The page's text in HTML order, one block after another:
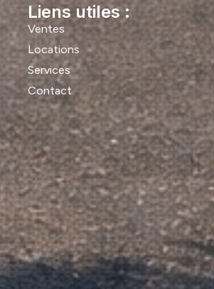
Liens utiles :
Ventes
Locations
Services
Contact